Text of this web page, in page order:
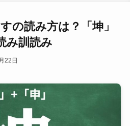
の読み方は？「坤」
み訓読み
22日